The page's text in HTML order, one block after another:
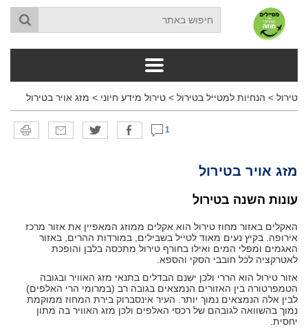
טירול > הנחיות למטייל בטירול > טירול מידע חיוני > מזג אויר בטירול
1
מזג אויר בטירול
עונות השנה בטירול
האקלים באזור מחוז טירול הוא אקלים ממוזג המאפיין את אזור מרכז
אירופה. בקיץ נעים מאוד לטייל בשבילים, במורדות ההרים, באזור
האגמים ומפלי המים ואילו בחורף טירול מתכסה בלבן והופכת
לאטרקציה לכל חובבי הסקי והספא.
אזור טירול הוא הררי ולכן ישנם הבדלים בתנאי מזג האוויר ובגובה
הטמפרטורה בין האזורים הנמצאים בגובה רב (במרומי הרי האלפים)
לבין אלה הנמצאים נמוך יותר. העיר אינסברוק בירת המחוז ממוקמת
נמוך בהשוואה לגובהם של רכסי האלפים ולכן מזג האוויר בה מתון
יחסית.